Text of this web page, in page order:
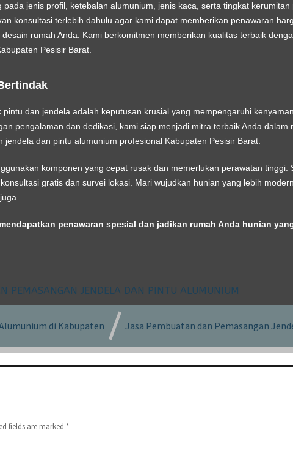
jenis profil, ketebalan alumunium, jenis kaca, serta tingkat kerumitan
konsultasi terlebih dahulu agar kami dapat memberikan penawaran
rumah Anda. Kami berkomitmen memberikan kualitas terbaik
Pesisir Barat.
dan jendela adalah keputusan krusial yang mempengaruhi
pengalaman dan dedikasi, kami siap menjadi mitra terbaik Anda dalam
jendela dan pintu alumunium profesional Kabupaten Pesisir Barat.
komponen yang cepat rusak dan memerlukan perawatan tinggi.
gratis dan survei lokasi. Mari wujudkan hunian yang lebih
penawaran spesial dan jadikan rumah Anda hunian
PEMASANGAN JENDELA DAN PINTU ALUMUNIUM
di Kabupaten
Jasa Pembuatan dan Pemasangan
fields are marked *